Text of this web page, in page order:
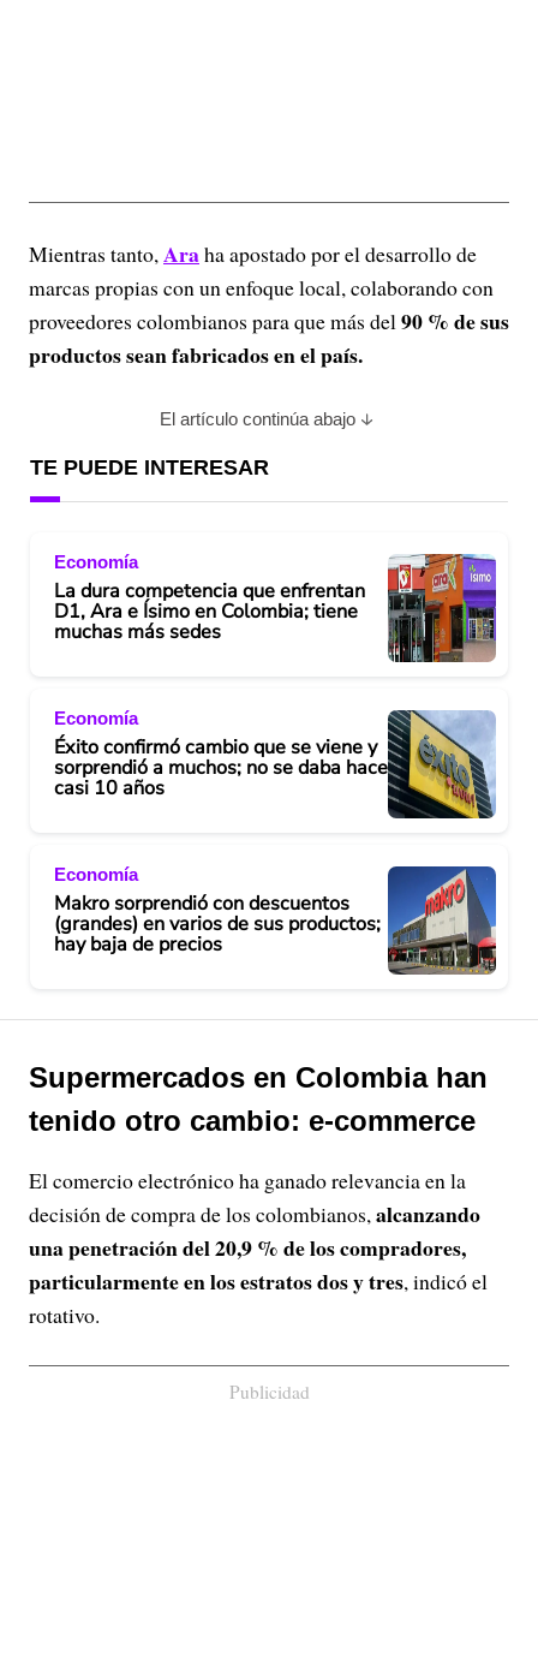
Mientras tanto,Araha apostado por el desarrollo de
marcas propias con un enfoque local, colaborando con
proveedores colombianos para que más del90 % de sus
productos sean fabricados en el país.
El artículo continúa abajo
TE PUEDE INTERESAR
Economía
La dura competencia que enfrentan
D1, Ara e Ísimo en Colombia; tiene
muchas más sedes
Economía
Éxito confirmó cambio que se viene y
sorprendió a muchos; no se daba hace
casi 10 años
Economía
Makro sorprendió con descuentos
(grandes) en varios de sus productos;
hay baja de precios
Supermercados en Colombia han
tenido otro cambio: e-commerce
El comercio electrónico ha ganado relevancia en la
decisión de compra de los colombianos,alcanzando
una penetración del20,9 %de los compradores,
particularmente en los estratos dos y tres, indicó el
rotativo.
Publicidad